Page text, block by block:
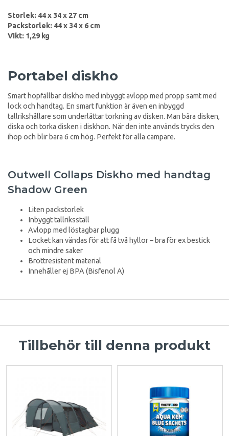
Storlek: 44 x 34 x 27 cm
Packstorlek: 44 x 34 x 6 cm
Vikt: 1,29 kg
Portabel diskho
Smart hopfällbar diskho med inbyggt avlopp med propp samt med
lock och handtag. En smart funktion är även en inbyggd
tallrikshållare som underlättar torkning av disken. Man bära disken,
diska och torka disken i diskhon. När den inte används trycks den
ihop och blir bara 6 cm hög. Perfekt för alla campare.
Outwell Collaps Diskho med handtag
Shadow Green
Liten packstorlek
Inbyggt tallriksställ
Avlopp med löstagbar plugg
Locket kan vändas för att få två hyllor – bra för ex bestick
och mindre saker
Brottresistent material
Innehåller ej BPA (Bisfenol A)
Tillbehör till denna produkt